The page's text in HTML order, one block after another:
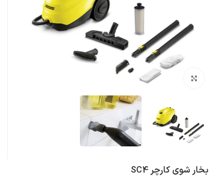
بزرگنمایی تصویر
بخار شوی کارچر SC4